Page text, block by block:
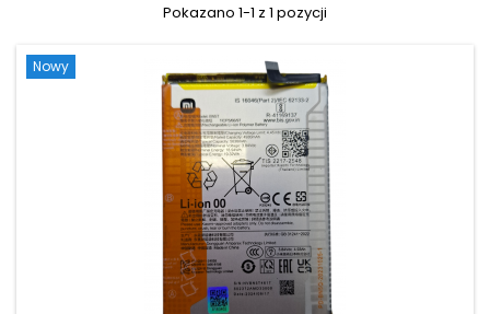
Pokazano 1-1 z 1 pozycji
Nowy